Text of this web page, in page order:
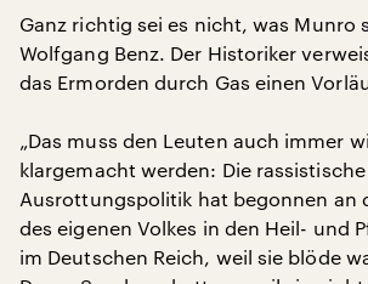
Ganz richtig sei es nicht, was Munro
Wolfgang Benz. Der Historiker
das Ermorden durch Gas einen
„Das muss den Leuten auch immer
klargemacht werden: Die rassistische
Ausrottungspolitik hat begonnen an
des eigenen Volkes in den Heil- und
im Deutschen Reich, weil sie blöde